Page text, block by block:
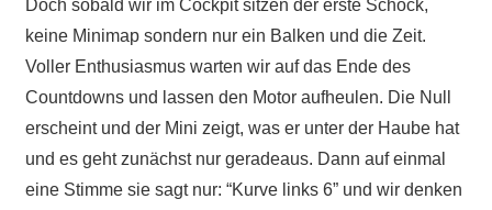
Doch sobald wir im Cockpit sitzen der erste Schock,
keine Minimap sondern nur ein Balken und die Zeit.
Voller Enthusiasmus warten wir auf das Ende des
Countdowns und lassen den Motor aufheulen. Die Null
erscheint und der Mini zeigt, was er unter der Haube hat
und es geht zunächst nur geradeaus. Dann auf einmal
eine Stimme sie sagt nur: “Kurve links 6” und wir denken